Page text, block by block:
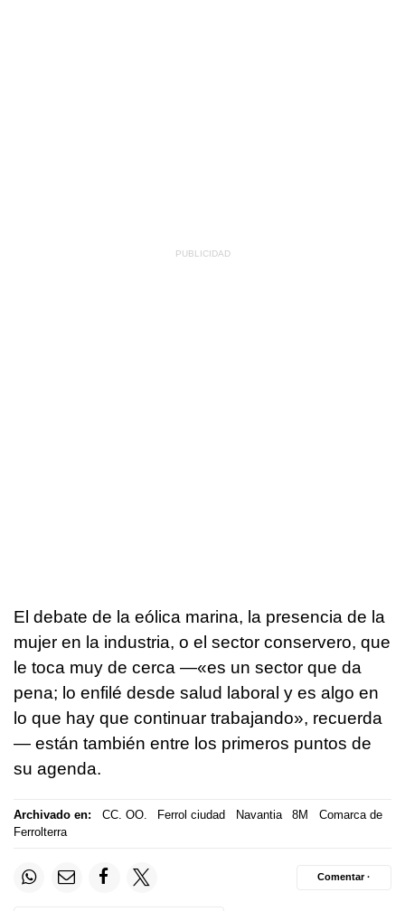
El debate de la eólica marina, la presencia de la
mujer en la industria, o el sector conservero, que
le toca muy de cerca —«es un sector que da
pena; lo enfilé desde salud laboral y es algo en
lo que hay que continuar trabajando», recuerda
— están también entre los primeros puntos de
su agenda.
Archivado en: CC. OO. Ferrol ciudad Navantia 8M
Comarca de
Ferrolterra
Comentar ·